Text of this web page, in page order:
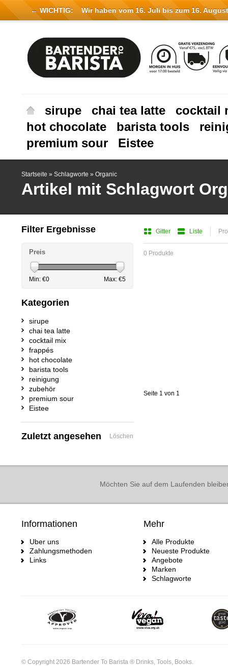
sirupe chai tea latte
cocktail
hot chocolate
barista tools
premium sour
Eistee
Startseite » Schlagworte » Organic
Artikel mit Schlagwort
Gitter Liste
0 Produkte
Seite 1 von 1
Filter Ergebnisse
Preis
Min: €0 Max: €5
Kategorien
sirupe
chai tea latte
cocktail mix
frappés
hot chocolate
barista tools
reinigung
zubehör
premium sour
Eistee
Zuletzt angesehen Löschen
Möchten Sie auf dem Laufenden
Informationen
Uber uns
Zahlungsmethoden
Links
Mehr
Alle Produkte
Neueste Produkte
Angebote
Marken
Schlagworte
© Copyright 2026 Bartender To Barista ® Drinks, Tools, Books.
← WICHTIG: Wir haben vom 16. Juli bis zum 16.